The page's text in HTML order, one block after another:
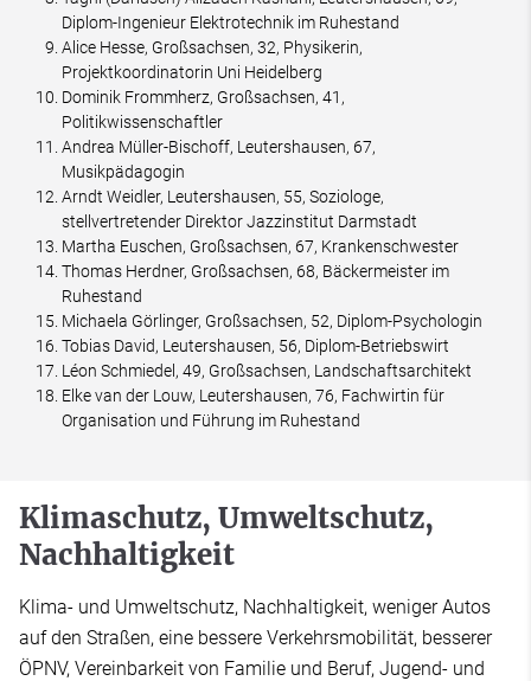
Diplom-Ingenieur Elektrotechnik im Ruhestand
Alice Hesse, Großsachsen, 32, Physikerin,
Projektkoordinatorin Uni Heidelberg
Dominik Frommherz, Großsachsen, 41,
Politikwissenschaftler
Andrea Müller-Bischoff, Leutershausen, 67,
Musikpädagogin
Arndt Weidler, Leutershausen, 55, Soziologe,
stellvertretender Direktor Jazzinstitut Darmstadt
Martha Euschen, Großsachsen, 67, Krankenschwester
Thomas Herdner, Großsachsen, 68, Bäckermeister im
Ruhestand
Michaela Görlinger, Großsachsen, 52, Diplom-Psychologin
Tobias David, Leutershausen, 56, Diplom-Betriebswirt
Léon Schmiedel, 49, Großsachsen, Landschaftsarchitekt
Elke van der Louw, Leutershausen, 76, Fachwirtin für
Organisation und Führung im Ruhestand
Klimaschutz, Umweltschutz,
Nachhaltigkeit
Klima- und Umweltschutz, Nachhaltigkeit, weniger Autos
auf den Straßen, eine bessere Verkehrsmobilität, besserer
ÖPNV, Vereinbarkeit von Familie und Beruf, Jugend- und